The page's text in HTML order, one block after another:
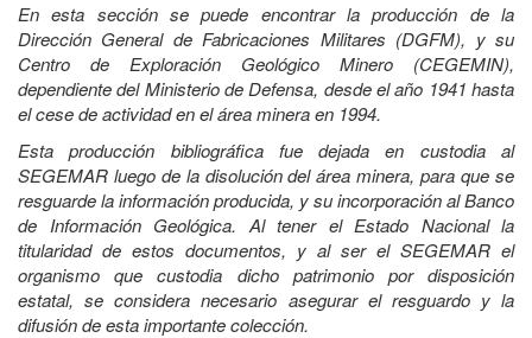
En esta sección se puede encontrar la producción de la
Dirección General de Fabricaciones Militares (DGFM), y su
Centro de Exploración Geológico Minero (CEGEMIN),
dependiente del Ministerio de Defensa, desde el año 1941 hasta
el cese de actividad en el área minera en 1994.
Esta producción bibliográfica fue dejada en custodia al
SEGEMAR luego de la disolución del área minera, para que se
resguarde la información producida, y su incorporación al Banco
de Información Geológica. Al tener el Estado Nacional la
titularidad de estos documentos, y al ser el SEGEMAR el
organismo que custodia dicho patrimonio por disposición
estatal, se considera necesario asegurar el resguardo y la
difusión de esta importante colección.